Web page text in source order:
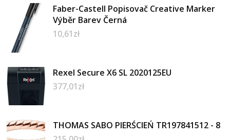
Faber-Castell Popisovač Creative Marker
Výběr Barev Černá
10,61zł
Rexel Secure X6 SL 2020125EU
377,01zł
THOMAS SABO PIERŚCIEŃ TR197841512 - 8